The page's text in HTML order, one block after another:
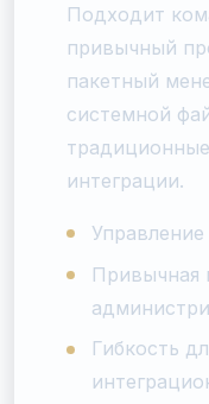
Подходит
привычный
пакетный
системной
интеграции.
Привычная
Гибкость